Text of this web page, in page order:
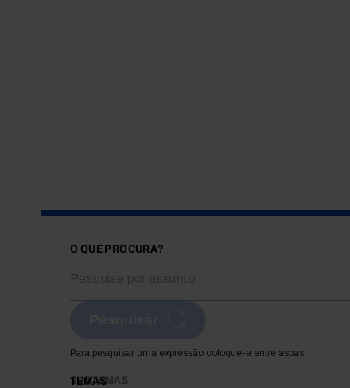
O QUE PROCURA?
Para pesquisar uma expressão coloque-a entre aspas
TEMAS
SUBTEMAS